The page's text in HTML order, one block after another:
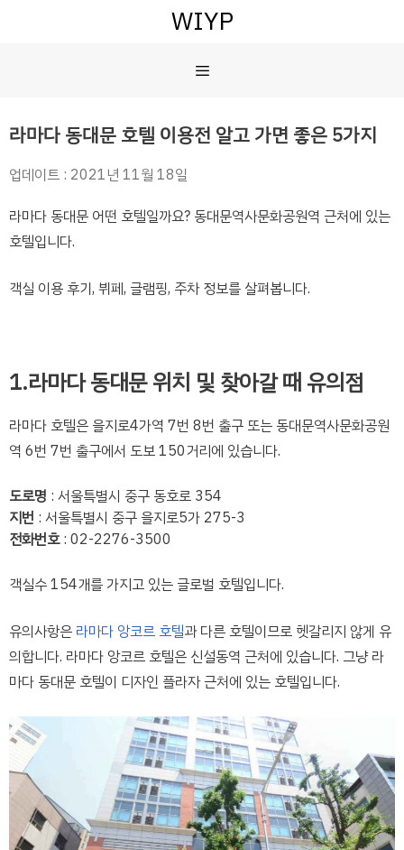
뛰
WIYP
뉴
라마다 동대문 호텔 이용전 알고 가면 좋은 5가지
업데이트 : 2021년 11월 18일
라마다 동대문 어떤 호텔일까요? 동대문역사문화공원역 근처에 있는
호텔입니다.
객실 이용 후기, 뷔페, 글램핑, 주차 정보를 살펴봅니다.
1.라마다 동대문 위치 및 찾아갈 때 유의점
라마다 호텔은 을지로4가역 7번 8번 출구 또는 동대문역사문화공원
역 6번 7번 출구에서 도보 150거리에 있습니다.
도로명 : 서울특별시 중구 동호로 354
지번 : 서울특별시 중구 을지로5가 275-3
전화번호: 02-2276-3500
객실수 154개를 가지고 있는 글로벌 호텔입니다.
유의사항은 라마다 앙코르 호텔과 다른 호텔이므로 헷갈리지 않게 유
의합니다. 라마다 앙코르 호텔은 신설동역 근처에 있습니다. 그냥 라
마다 동대문 호텔이 디자인 플라자 근처에 있는 호텔입니다.